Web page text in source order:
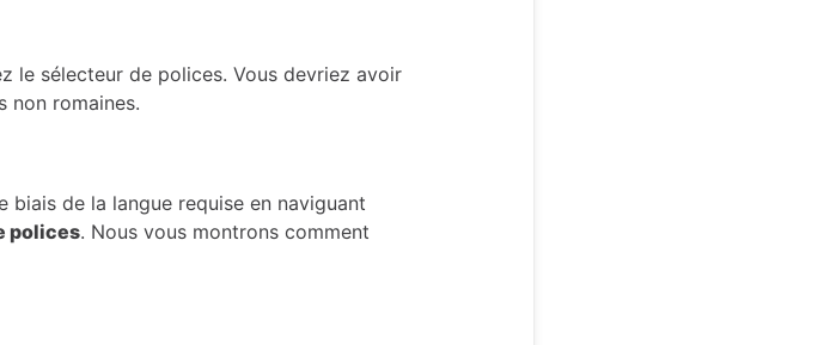
le sélecteur de polices. Vous devriez avoir
non romaines.
de la langue requise en naviguant
polices. Nous vous montrons comment